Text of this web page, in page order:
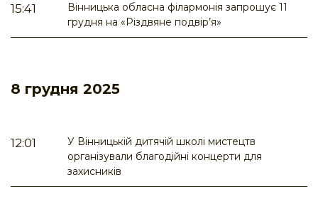
15:41
Вінницька обласна філармонія запрошує 11
грудня на «Різдвяне подвір’я»
8 грудня 2025
12:01
У Вінницькій дитячій школі мистецтв
організували благодійні концерти для
захисників